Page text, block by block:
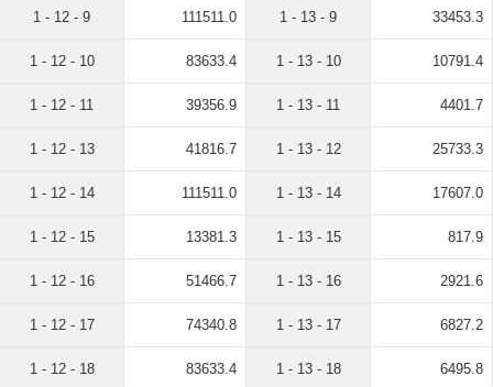
1 - 12 - 9 111511.0
1 - 12 - 10 83633.4
1 - 12 - 11 39356.9
1 - 12 - 13 41816.7
1 - 12 - 14 111511.0
1 - 12 - 15 13381.3
1 - 12 - 16 51466.7
1 - 12 - 17 74340.8
1 - 12 - 18 83633.4
1 - 13 - 9 33453.3
1 - 13 - 10 10791.4
1 - 13 - 11 4401.7
1 - 13 - 12 25733.3
1 - 13 - 14 17607.0
1 - 13 - 15 817.9
1 - 13 - 16 2921.6
1 - 13 - 17 6827.2
1 - 13 - 18 6495.8